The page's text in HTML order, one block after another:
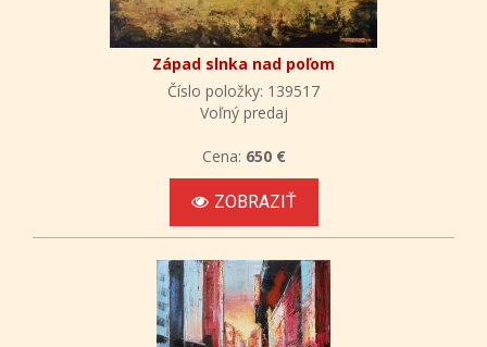
Západ slnka nad poľom
Číslo položky: 139517
Voľný predaj
Cena: 650 €
ZOBRAZIŤ